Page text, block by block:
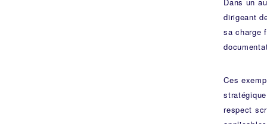
Dans un
dirigeant
sa charge
Ces
respect